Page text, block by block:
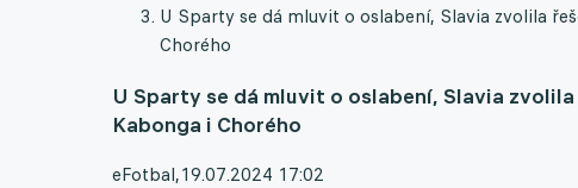
U Sparty se dá mluvit o oslabení, Slavia zvolila
Chorého
U Sparty se dá mluvit o oslabení, Slavia
Kabonga i Chorého
eFotbal,19.07.2024 17:02